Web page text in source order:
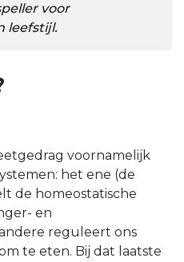
voor
leefstijl.
voornamelijk
het ene (de
de homeostatische
en
reguleert ons
te eten. Bij dat laatste